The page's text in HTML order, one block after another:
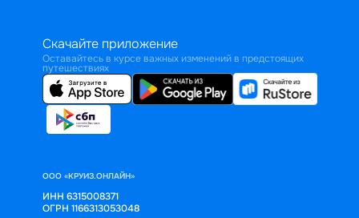
Скачайте приложение
Оставайтесь в курсе важных изменений в предстоящих
путешествиях
ООО «КРУИЗ.ОНЛАЙН»
ИНН 6315008371
ОГРН 1166313053048